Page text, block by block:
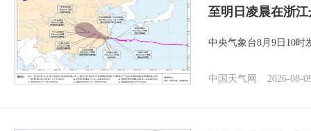
至明日凌晨在浙
中央气象台8月9日10时
中国天气网 2026-08-